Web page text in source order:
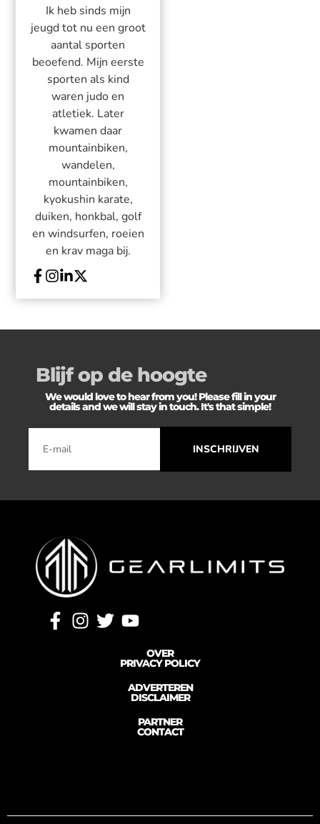
Ik heb sinds mijn
jeugd tot nu een groot
aantal sporten
beoefend. Mijn eerste
sporten als kind
waren judo en
atletiek. Later
kwamen daar
mountainbiken,
wandelen,
mountainbiken,
kyokushin karate,
duiken, honkbal, golf
en windsurfen, roeien
en krav maga bij.
Blijf op de hoogte
We would love to hear from you! Please fill in your
details and we will stay in touch. It's that simple!
INSCHRIJVEN
OVER
PRIVACY POLICY
ADVERTEREN
DISCLAIMER
PARTNER
CONTACT